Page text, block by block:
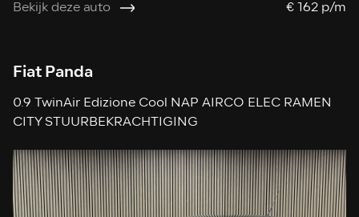
Bekijk deze auto € 162 p/m
Fiat Panda
0.9 TwinAir Edizione Cool NAP AIRCO ELEC RAMEN
CITY STUURBEKRACHTIGING